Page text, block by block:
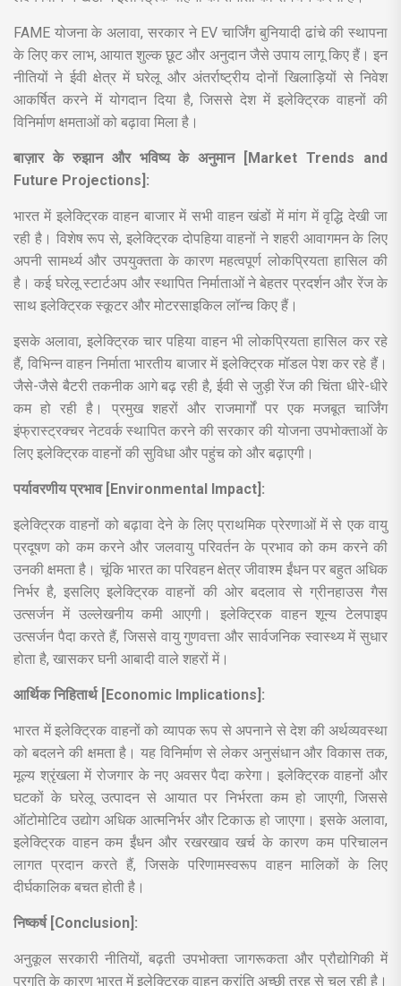
FAME योजना के अलावा, सरकार ने EV चार्जिंग बुनियादी ढांचे की स्थापना
के लिए कर लाभ, आयात शुल्क छूट और अनुदान जैसे उपाय लागू किए हैं। इन
नीतियों ने ईवी क्षेत्र में घरेलू और अंतर्राष्ट्रीय दोनों खिलाड़ियों से निवेश
आकर्षित करने में योगदान दिया है, जिससे देश में इलेक्ट्रिक वाहनों की
विनिर्माण क्षमताओं को बढ़ावा मिला है।
बाज़ार के रुझान और भविष्य के अनुमान [Market Trends and
Future Projections]:
भारत में इलेक्ट्रिक वाहन बाजार में सभी वाहन खंडों में मांग में वृद्धि देखी जा
रही है। विशेष रूप से, इलेक्ट्रिक दोपहिया वाहनों ने शहरी आवागमन के लिए
अपनी सामर्थ्य और उपयुक्तता के कारण महत्वपूर्ण लोकप्रियता हासिल की
है। कई घरेलू स्टार्टअप और स्थापित निर्माताओं ने बेहतर प्रदर्शन और रेंज के
साथ इलेक्ट्रिक स्कूटर और मोटरसाइकिल लॉन्च किए हैं।
इसके अलावा, इलेक्ट्रिक चार पहिया वाहन भी लोकप्रियता हासिल कर रहे
हैं, विभिन्न वाहन निर्माता भारतीय बाजार में इलेक्ट्रिक मॉडल पेश कर रहे हैं।
जैसे-जैसे बैटरी तकनीक आगे बढ़ रही है, ईवी से जुड़ी रेंज की चिंता धीरे-धीरे
कम हो रही है। प्रमुख शहरों और राजमार्गों पर एक मजबूत चार्जिंग
इंफ्रास्ट्रक्चर नेटवर्क स्थापित करने की सरकार की योजना उपभोक्ताओं के
लिए इलेक्ट्रिक वाहनों की सुविधा और पहुंच को और बढ़ाएगी।
पर्यावरणीय प्रभाव [Environmental Impact]:
इलेक्ट्रिक वाहनों को बढ़ावा देने के लिए प्राथमिक प्रेरणाओं में से एक वायु
प्रदूषण को कम करने और जलवायु परिवर्तन के प्रभाव को कम करने की
उनकी क्षमता है। चूंकि भारत का परिवहन क्षेत्र जीवाश्म ईंधन पर बहुत अधिक
निर्भर है, इसलिए इलेक्ट्रिक वाहनों की ओर बदलाव से ग्रीनहाउस गैस
उत्सर्जन में उल्लेखनीय कमी आएगी। इलेक्ट्रिक वाहन शून्य टेलपाइप
उत्सर्जन पैदा करते हैं, जिससे वायु गुणवत्ता और सार्वजनिक स्वास्थ्य में सुधार
होता है, खासकर घनी आबादी वाले शहरों में।
आर्थिक निहितार्थ [Economic Implications]:
भारत में इलेक्ट्रिक वाहनों को व्यापक रूप से अपनाने से देश की अर्थव्यवस्था
को बदलने की क्षमता है। यह विनिर्माण से लेकर अनुसंधान और विकास तक,
मूल्य श्रृंखला में रोजगार के नए अवसर पैदा करेगा। इलेक्ट्रिक वाहनों और
घटकों के घरेलू उत्पादन से आयात पर निर्भरता कम हो जाएगी, जिससे
ऑटोमोटिव उद्योग अधिक आत्मनिर्भर और टिकाऊ हो जाएगा। इसके अलावा,
इलेक्ट्रिक वाहन कम ईंधन और रखरखाव खर्च के कारण कम परिचालन
लागत प्रदान करते हैं, जिसके परिणामस्वरूप वाहन मालिकों के लिए
दीर्घकालिक बचत होती है।
निष्कर्ष [Conclusion]:
अनुकूल सरकारी नीतियों, बढ़ती उपभोक्ता जागरूकता और प्रौद्योगिकी में
प्रगति के कारण भारत में इलेक्ट्रिक वाहन क्रांति अच्छी तरह से चल रही है।